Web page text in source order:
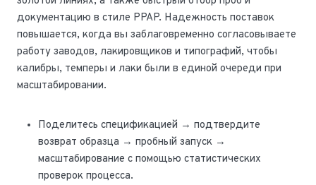
документацию в стиле PPAP. Надежность поставок
повышается, когда вы заблаговременно согласовываете
работу заводов, лакировщиков и типографий, чтобы
калибры, темперы и лаки были в единой очереди при
масштабировании.
Поделитесь спецификацией → подтвердите
возврат образца → пробный запуск →
масштабирование с помощью статистических
проверок процесса.